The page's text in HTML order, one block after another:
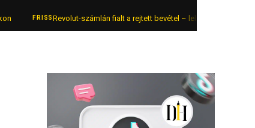
FRISS Revolut-számlán fialt a rejtett bevétel – lebukott az online